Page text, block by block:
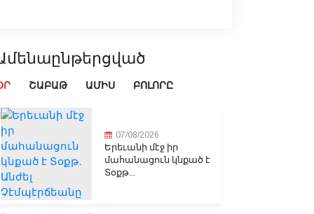
ՇԱԲԱԹ ԱՄԻՍ ԲՈԼՈՐԸ
07/08/2026
Երեւանի մէջ իր
մահանացուն կնքած է
Տօքթ...